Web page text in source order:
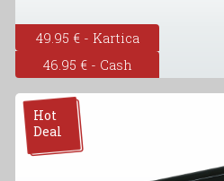
49.95 € - Kartica
46.95 € - Cash
Hot
Deal